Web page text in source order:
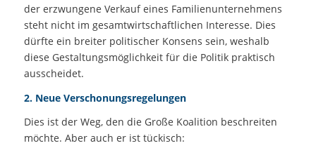
der erzwungene Verkauf eines Familienunternehmens
steht nicht im gesamtwirtschaftlichen Interesse. Dies
dürfte ein breiter politischer Konsens sein, weshalb
diese Gestaltungsmöglichkeit für die Politik praktisch
ausscheidet.
2. Neue Verschonungsregelungen
Dies ist der Weg, den die Große Koalition beschreiten
möchte. Aber auch er ist tückisch: